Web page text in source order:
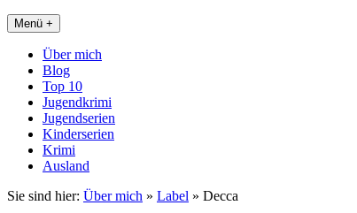
Menü +
Über mich
Blog
Top 10
Jugendkrimi
Jugendserien
Kinderserien
Krimi
Ausland
Sie sind hier: Über mich » Label » Decca